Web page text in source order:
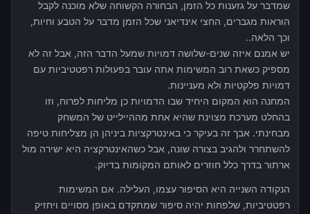
שמדבר על גזענות כל הזמן, הבחורה הקשוחה שלא מוכנה לקבל
הוראות מגברים, החצי אינדיאני שכל הזמן מדבר על הטבע וחיות,
וכך הלאה..
יש אמנם איזה שנים-שלושה דמויות שמעל הדבר הזה, אבל זה לא
מספיק כשאת רוב המשימות אתה עובר בפעולות רפטטיביות עם
דמויות פלקטיות ולא מעניינות.
המחנה הוא המקום היחיד שבו הדמויות כן מליחות לפרוח, וזו
בהחלט מערכת מצוינת שהיא אחת מההיילייט של המשחק
מבחינתי. אבך זה בעיקר כי באינטרקציות ביניהן הן מצליחות טיפה
להשתחרר ולהגיב בצורה שונה, אבל כשהאינטרקציה היא ישירה מול
ארתור בדרך כלל חוזרים לאותם המקומות בדיוק.
הנקודה השנייה היא הסיפור עצמו, העלילה. אם המשימות
רפטטיביות, שלפחות יהיה סיפור שמתקדם באופן מסויים ויחזיק